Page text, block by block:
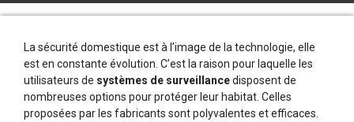
La sécurité domestique est à l’image de la technologie, elle
est en constante évolution. C’est la raison pour laquelle les
utilisateurs de systèmes de surveillancedisposent de
nombreuses options pour protéger leur habitat. Celles
proposées par les fabricants sont polyvalentes et efficaces.